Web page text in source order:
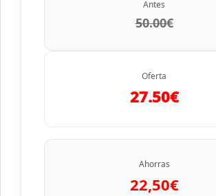
Antes
50.00€
Oferta
27.50€
Ahorras
22,50€